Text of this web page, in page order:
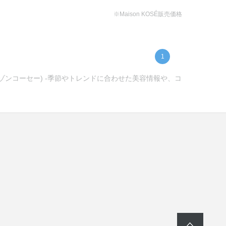
※Maison KOSÉ販売価格
1
コーセー) -季節やトレンドに合わせた美容情報や、コ